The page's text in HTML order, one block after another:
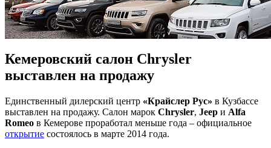
Кемеровский салон Chrysler
выставлен на продажу
Единственный дилерский центр «Крайслер Рус» в Кузбассе
выставлен на продажу. Салон марок Chrysler, Jeep и Alfa
Romeo в Кемерове проработал меньше года – официальное
открытие состоялось в марте 2014 года.